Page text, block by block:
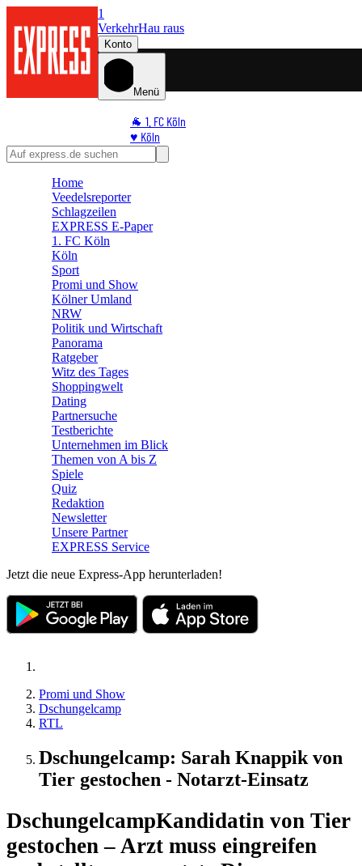
1
VerkehrHau raus
Konto
Menü
🐐 1. FC Köln
♥️ Köln
⭐ Promi
🛒 Shoppingwelt
Home
Veedelsreporter
Schlagzeilen
EXPRESS E-Paper
1. FC Köln
Köln
Sport
Promi und Show
Kölner Umland
NRW
Politik und Wirtschaft
Panorama
Ratgeber
Witz des Tages
Shoppingwelt
Dating
Partnersuche
Testberichte
Unternehmen im Blick
Themen von A bis Z
Spiele
Quiz
Redaktion
Newsletter
Unsere Partner
EXPRESS Service
Jetzt die neue Express-App herunterladen!
Promi und Show
Dschungelcamp
RTL
Dschungelcamp: Sarah Knappik von
Tier gestochen - Notarzt-Einsatz
DschungelcampKandidatin von Tier
gestochen – Arzt muss eingreifen